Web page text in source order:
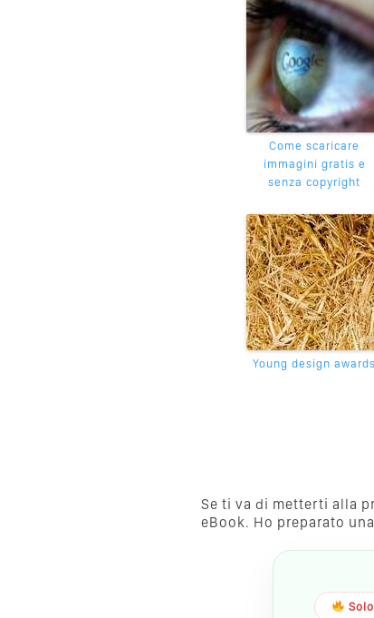
Come scaricare
immagini gratis e
senza copyright
Young design awards
Se ti va di metterti alla
eBook. Ho preparato